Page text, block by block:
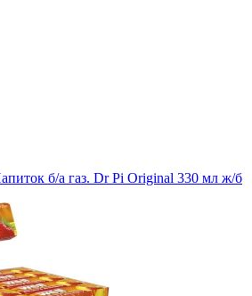
б/а газ. Dr Pi Original 330 мл ж/б